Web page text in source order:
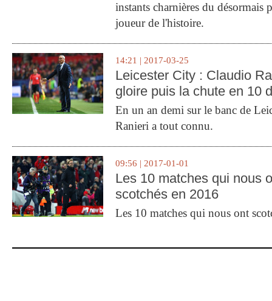
instants charnières du désormais
joueur de l'histoire.
14:21 | 2017-03-25
Leicester City : Claudio
gloire puis la chute en 10
En un an demi sur le banc de
Ranieri a tout connu.
09:56 | 2017-01-01
Les 10 matches qui nous
scotchés en 2016
Les 10 matches qui nous ont